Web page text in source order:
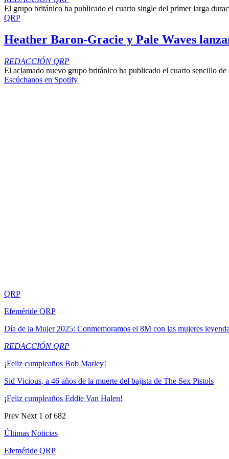
El grupo británico ha publicado el cuarto single del primer larga
QRP
Heather Baron-Gracie y Pale Waves
REDACCIÓN QRP
El aclamado nuevo grupo británico ha publicado el cuarto sencillo
Escúchanos en Spotify
QRP
Efeméride QRP
Día de la Mujer 2025: Conmemoramos el 8M con las mujeres
REDACCIÓN QRP
¡Feliz cumpleaños Bob Marley!
Sid Vicious, a 46 años de la muerte del bajista de The Sex Pistols
¡Feliz cumpleaños Eddie Van Halen!
Prev Next 1 of 682
Últimas Noticias
Efeméride QRP